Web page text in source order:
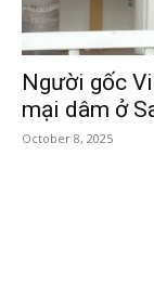
Người gốc
mại dâm ở
October 8, 2025